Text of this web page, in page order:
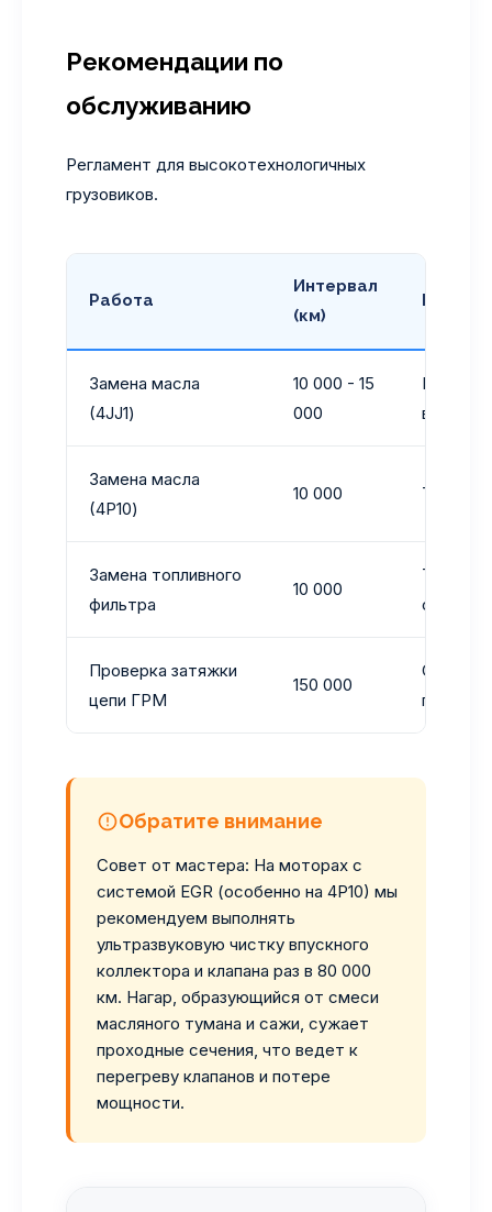
Рекомендации по
обслуживанию
Регламент для высокотехнологичных
грузовиков.
Работа
Интервал
(км)
Замена масла
(4JJ1)
10 000 - 15
000
Масло
выше
Замена масла
(4P10)
10 000 Только
Замена топливного
фильтра
10 000
Только
Проверка затяжки
цепи ГРМ
150 000
Обратите внимание
Совет от мастера: На моторах с
системой EGR (особенно на 4P10) мы
рекомендуем выполнять
ультразвуковую чистку впускного
коллектора и клапана раз в 80 000
км. Нагар, образующийся от смеси
масляного тумана и сажи, сужает
проходные сечения, что ведет к
перегреву клапанов и потере
мощности.